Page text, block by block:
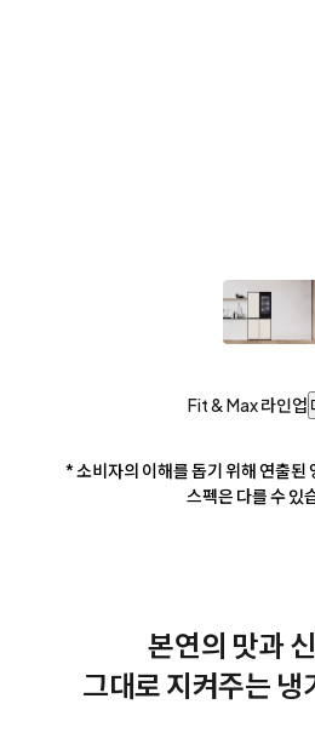
Fit & Max 라인업
* 소비자의 이해를 돕기 위해 연출된
스펙은 다를 수 있
본연의 맛과
그대로 지켜주는 냉